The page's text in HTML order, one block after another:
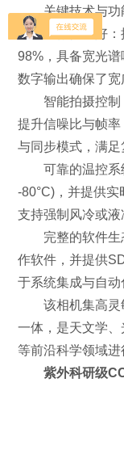
关键技术与功
成像性能好：提
98%，具备宽光
数字输出确保了宽
智能拍摄控制：
提升信噪比与帧
与同步模式，满足
可靠的温控系
-80°C)，并提供实
支持强制风冷或液
完整的软件生
作软件，并提供
于系统集成与自动
该相机集高灵
一体，是天文学
等前沿科学领域进
紫外科研级